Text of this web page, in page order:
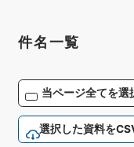
件名一覧
当ページ全てを選
選択した資料を